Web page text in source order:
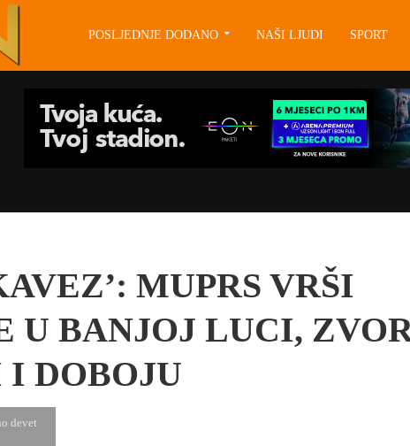
POSLJEDNJE DODANO NAŠI LJUDI SPORT
MUPRS VRŠI
U BANJOJ LUCI,
DOBOJU
devet